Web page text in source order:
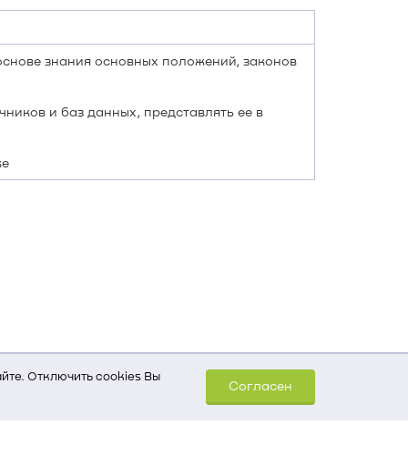
Отключить cookies Вы
Согласен
знания основных положений, законов
и баз данных, представлять ее в